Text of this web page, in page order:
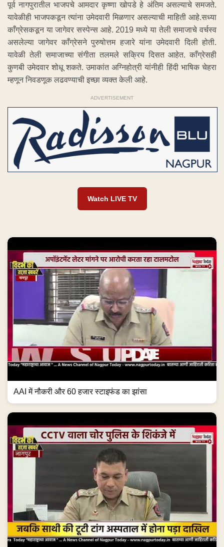
पूर्व नागपुरातील भाजपचे आमदार कृष्णा खोपडे हे अंतिम असल्याचे समजते.
यावेळीही भाजपकडून त्यांना उमेदवारी मिळणार असल्याची माहिती आहे.सध्या
काँग्रेसकडून या जागेवर सस्पेन्स आहे. 2019 मध्ये या तेली समाजाचे वर्चस्व
असलेल्या जागेवर काँग्रेसने पुरुषोत्तम हजारे यांना उमेदवारी दिली होती.
यावेळी तेली समाजाच्या संगीता तलमले सक्रिय दिसत आहेत. काँग्रेसही
कुणबी उमेदवार शोधू शकते. उमाकांत अग्निहोत्री यांनीही हिंदी भाषिक चेहरा
म्हणून निवडणूक लढवण्याची इच्छा व्यक्त केली आहे.
ADVERTISEMENT
Watch LIVE TV
AAI में नौकरी और 60 हजार स्टाइफंड का झांसा